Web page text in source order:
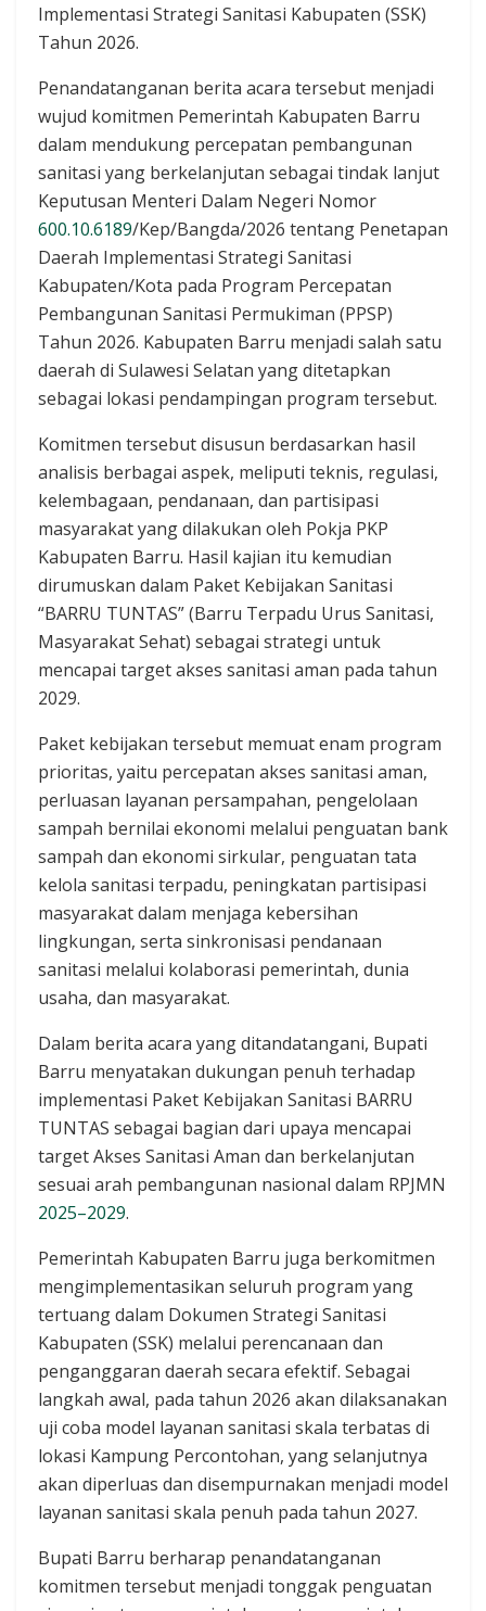
Implementasi Strategi Sanitasi Kabupaten (SSK)
Tahun 2026.
Penandatanganan berita acara tersebut menjadi
wujud komitmen Pemerintah Kabupaten Barru
dalam mendukung percepatan pembangunan
sanitasi yang berkelanjutan sebagai tindak lanjut
Keputusan Menteri Dalam Negeri Nomor
600.10.6189/Kep/Bangda/2026 tentang Penetapan
Daerah Implementasi Strategi Sanitasi
Kabupaten/Kota pada Program Percepatan
Pembangunan Sanitasi Permukiman (PPSP)
Tahun 2026. Kabupaten Barru menjadi salah satu
daerah di Sulawesi Selatan yang ditetapkan
sebagai lokasi pendampingan program tersebut.
Komitmen tersebut disusun berdasarkan hasil
analisis berbagai aspek, meliputi teknis, regulasi,
kelembagaan, pendanaan, dan partisipasi
masyarakat yang dilakukan oleh Pokja PKP
Kabupaten Barru. Hasil kajian itu kemudian
dirumuskan dalam Paket Kebijakan Sanitasi
“BARRU TUNTAS” (Barru Terpadu Urus Sanitasi,
Masyarakat Sehat) sebagai strategi untuk
mencapai target akses sanitasi aman pada tahun
2029.
Paket kebijakan tersebut memuat enam program
prioritas, yaitu percepatan akses sanitasi aman,
perluasan layanan persampahan, pengelolaan
sampah bernilai ekonomi melalui penguatan bank
sampah dan ekonomi sirkular, penguatan tata
kelola sanitasi terpadu, peningkatan partisipasi
masyarakat dalam menjaga kebersihan
lingkungan, serta sinkronisasi pendanaan
sanitasi melalui kolaborasi pemerintah, dunia
usaha, dan masyarakat.
Dalam berita acara yang ditandatangani, Bupati
Barru menyatakan dukungan penuh terhadap
implementasi Paket Kebijakan Sanitasi BARRU
TUNTAS sebagai bagian dari upaya mencapai
target Akses Sanitasi Aman dan berkelanjutan
sesuai arah pembangunan nasional dalam RPJMN
2025–2029.
Pemerintah Kabupaten Barru juga berkomitmen
mengimplementasikan seluruh program yang
tertuang dalam Dokumen Strategi Sanitasi
Kabupaten (SSK) melalui perencanaan dan
penganggaran daerah secara efektif. Sebagai
langkah awal, pada tahun 2026 akan dilaksanakan
uji coba model layanan sanitasi skala terbatas di
lokasi Kampung Percontohan, yang selanjutnya
akan diperluas dan disempurnakan menjadi model
layanan sanitasi skala penuh pada tahun 2027.
Bupati Barru berharap penandatanganan
komitmen tersebut menjadi tonggak penguatan